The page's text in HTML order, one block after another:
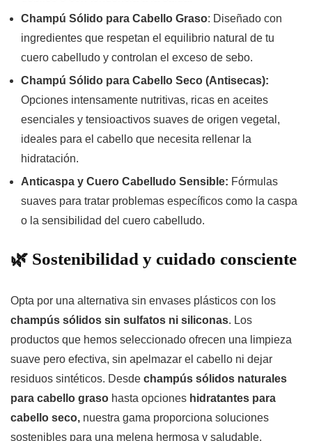
Champú Sólido para Cabello Graso: Diseñado con
ingredientes que respetan el equilibrio natural de tu
cuero cabelludo y controlan el exceso de sebo.
Champú Sólido para Cabello Seco (Antisecas):
Opciones intensamente nutritivas, ricas en aceites
esenciales y tensioactivos suaves de origen vegetal,
ideales para el cabello que necesita rellenar la
hidratación.
Anticaspa y Cuero Cabelludo Sensible: Fórmulas
suaves para tratar problemas específicos como la caspa
o la sensibilidad del cuero cabelludo.
🌿 Sostenibilidad y cuidado consciente
Opta por una alternativa sin envases plásticos con los
champús sólidos sin sulfatos ni siliconas. Los
productos que hemos seleccionado ofrecen una limpieza
suave pero efectiva, sin apelmazar el cabello ni dejar
residuos sintéticos. Desde champús sólidos naturales
para cabello graso hasta opciones hidratantes para
cabello seco, nuestra gama proporciona soluciones
sostenibles para una melena hermosa y saludable.